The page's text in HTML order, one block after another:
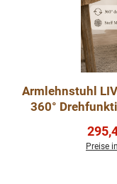
Armlehnstuhl
360°
Preise